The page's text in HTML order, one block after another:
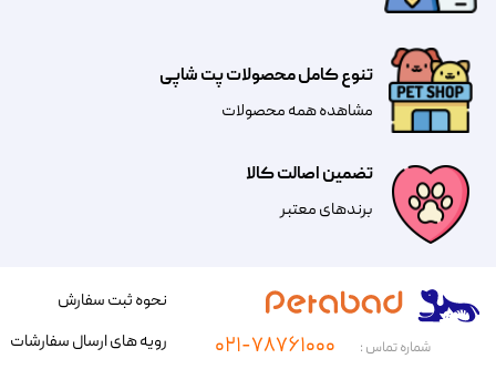
تضمین اصالت کالا
​​برندهای معتبر​​​​​​​
تنوع کامل محصولات پت شاپی
مشاهده همه محصولات
شماره تماس : ۰۲۱-۷۸۷۶۱۰۰۰
نحوه ثبت سفارش
رویه های ارسال سفارشات